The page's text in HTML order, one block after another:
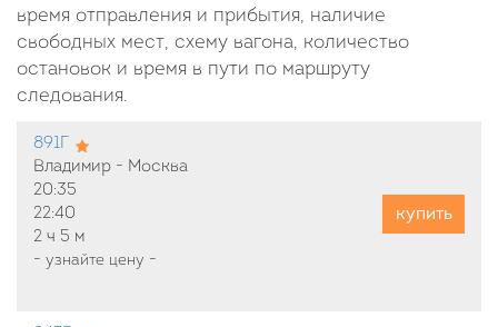
время отправления и прибытия, наличие
свободных мест, схему вагона, количество
остановок и время в пути по маршруту
следования.
891Г
Владимир - Москва
20:35
22:40
2 ч 5 м
- узнайте цену -
купить